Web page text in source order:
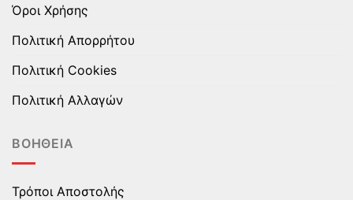
Όροι Χρήσης
Πολιτική Απορρήτου
Πολιτική Cookies
Πολιτική Αλλαγών
ΒΟΉΘΕΙΑ
Τρόποι Αποστολής